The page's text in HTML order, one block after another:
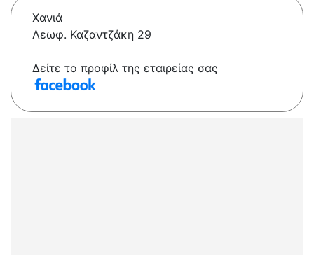
Χανιά
Λεωφ. Καζαντζάκη 29
Δείτε το προφίλ της εταιρείας σας